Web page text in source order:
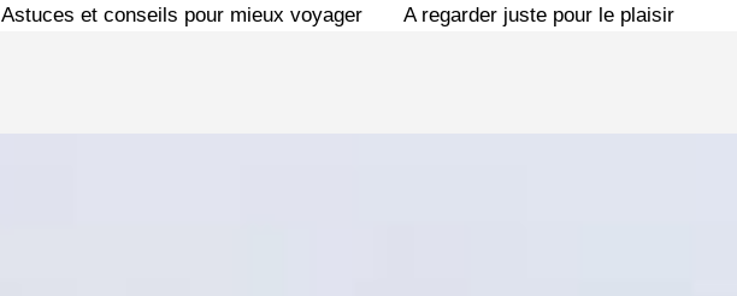
Astuces et conseils pour mieux voyager A regarder juste pour le plaisir